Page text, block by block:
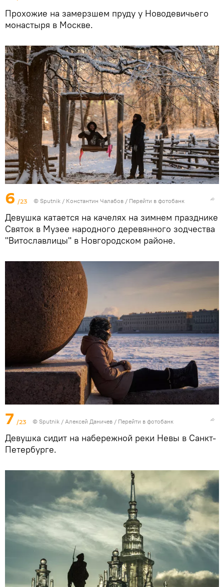
Прохожие на замерзшем пруду у Новодевичьего
монастыря в Москве.
6 /23 © Sputnik / Константин Чалабов / Перейти в фотобанк
Девушка катается на качелях на зимнем празднике
Святок в Музее народного деревянного зодчества
"Витославлицы" в Новгородском районе.
7 /23 © Sputnik / Алексей Даничев / Перейти в фотобанк
Девушка сидит на набережной реки Невы в Санкт-
Петербурге.